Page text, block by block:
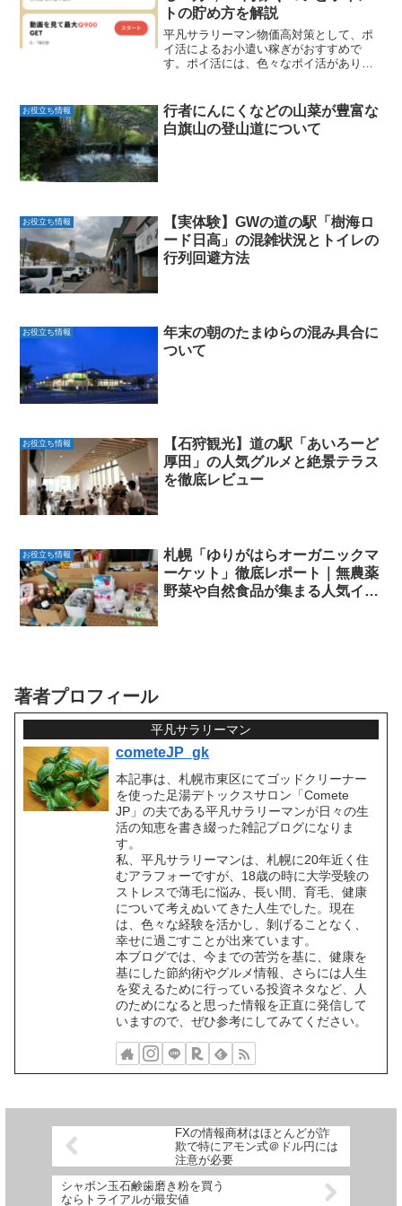
トの貯め方を解説
平凡サラリーマン物価高対策として、ポ
イ活によるお小遣い稼ぎがおすすめで
す。ポイ活には、色々なポイ活がありま
い１つのポイ活アプリでは、月に1,000円
ほどが稼...
お役立ち情報
行者にんにくなどの山菜が豊富な
白旗山の登山道について
お役立ち情報
【実体験】GWの道の駅「樹海ロ
ード日高」の混雑状況とトイレの
行列回避方法
お役立ち情報
年末の朝のたまゆらの混み具合に
ついて
お役立ち情報
【石狩観光】道の駅「あいろーど
厚田」の人気グルメと絶景テラス
を徹底レビュー
お役立ち情報
札幌「ゆりがはらオーガニックマ
ーケット」徹底レポート｜無農薬
野菜や自然食品が集まる人気イベ
著者プロフィール
平凡サラリーマン
cometeJP_gk
本記事は、札幌市東区にてゴッドクリーナー
を使った足湯デトックスサロン「Comete
JP」の夫である平凡サラリーマンが日々の生
活の知恵を書き綴った雑記ブログになりま
す。
私、平凡サラリーマンは、札幌に20年近く住
むアラフォーですが、18歳の時に大学受験の
ストレスで薄毛に悩み、長い間、育毛、健康
について考えぬいてきた人生でした。現在
は、色々な経験を活かし、剝げることなく、
幸せに過ごすことが出来ています。
本ブログでは、今までの苦労を基に、健康を
基にした節約術やグルメ情報、さらには人生
を変えるために行っている投資ネタなど、人
のためになると思った情報を正直に発信して
いますので、ぜひ参考にしてみてください。
FXの情報商材はほとんどが詐
欺で特にアモン式＠ドル円には
注意が必要
シャボン玉石鹸歯磨き粉を買う
ならトライアルが最安値